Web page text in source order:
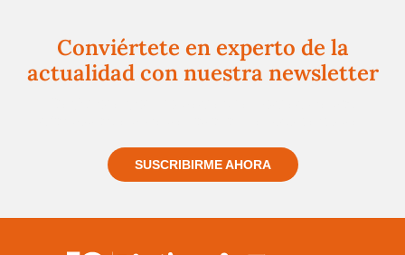
Conviértete en experto de la
actualidad con nuestra newsletter
SUSCRIBIRME AHORA